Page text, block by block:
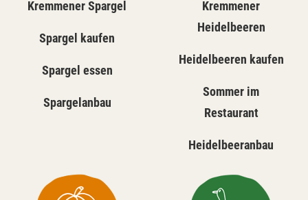
Kremmener Spargel
Spargel kaufen
Spargel essen
Spargelanbau
Kremmener
Heidelbeeren
Heidelbeeren kaufen
Sommer im
Restaurant
Heidelbeeranbau